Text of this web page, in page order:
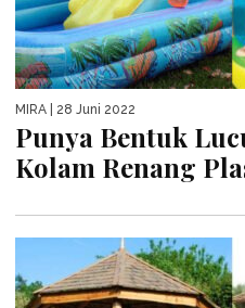
MIRA | 28 Juni 2022
Punya Bentuk
Kolam Renang